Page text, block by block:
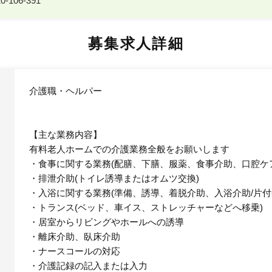
募集求人詳細
介護職・ヘルパー
【主な業務内容】
有料老人ホームでの介護業務全般をお願いします
・食事に関する業務(配膳、下膳、服薬、食事介助、口腔ケ
・排泄介助(トイレ誘導またはオムツ交換)
・入浴に関する業務(準備、誘導、着脱介助、入浴介助/片
・トランス(ベッド、車イス、ストレッチャーなどへ移乗)
・居室からリビングやホールへの誘導
・離床介助、臥床介助
・ナースコールの対応
・介護記録の記入または入力